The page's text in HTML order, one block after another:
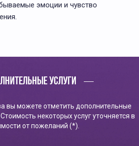
эмоции и чувство
УСЛУГИ
вы можете отметить дополнительные
некоторых услуг уточняется в
от пожеланий (*).